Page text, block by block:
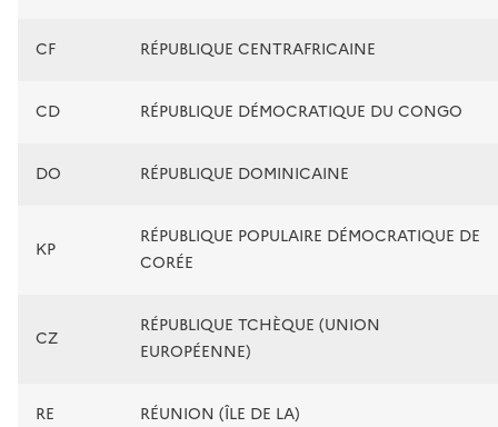
CF RÉPUBLIQUE CENTRAFRICAINE
CD RÉPUBLIQUE DÉMOCRATIQUE DU CONGO
DO RÉPUBLIQUE DOMINICAINE
KP
RÉPUBLIQUE POPULAIRE DÉMOCRATIQUE DE
CORÉE
CZ
RÉPUBLIQUE TCHÈQUE (UNION
EUROPÉENNE)
RE RÉUNION (ÎLE DE LA)